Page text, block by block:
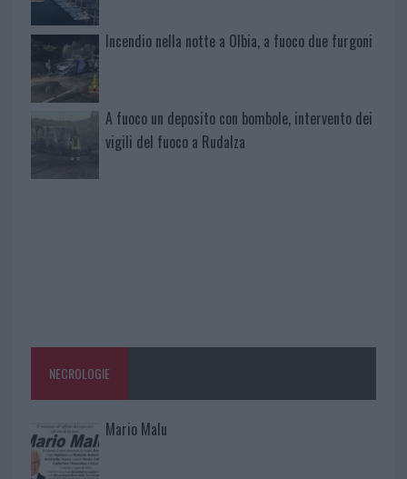
Incendio nella notte a Olbia, a fuoco due furgoni
A fuoco un deposito con bombole, intervento dei
vigili del fuoco a Rudalza
NECROLOGIE
Mario Malu